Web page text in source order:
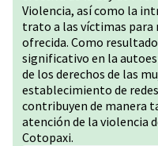
Violencia, así como la
trato a las víctimas para
ofrecida. Como
significativo en la
de los derechos de las
establecimiento de
contribuyen de manera
atención de la violencia
Cotopaxi.